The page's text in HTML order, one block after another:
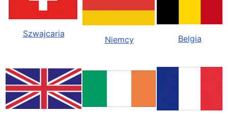
Szwajcaria
Niemcy Belgia